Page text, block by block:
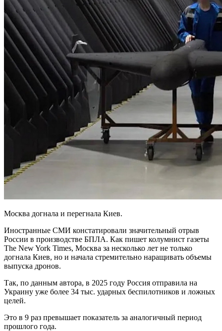
Москва догнала и перегнала Киев.
Иностранные СМИ констатировали значительный отрыв
России в производстве БПЛА. Как пишет колумнист газеты
The New York Times, Москва за несколько лет не только
догнала Киев, но и начала стремительно наращивать объемы
выпуска дронов.
Так, по данным автора, в 2025 году Россия отправила на
Украину уже более 34 тыс. ударных беспилотников и ложных
целей.
Это в 9 раз превышает показатель за аналогичный период
прошлого года.